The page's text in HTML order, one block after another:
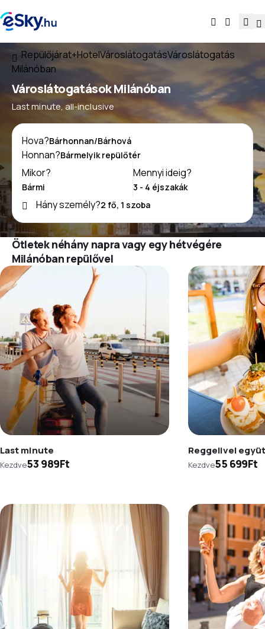
Repülőjárat+HotelVároslátogatásVároslátogatás
Milánóban
Városlátogatások Milánóban
Last minute, all-inclusive
Hova?
Honnan?
Mikor?
Mennyi ideig?
Hány személy?
Ötletek néhány napra vagy egy hétvégére
Milánóban repülővel
Last minute
Kezdve53 989Ft
Reggelivel
Kezdve55 699Ft